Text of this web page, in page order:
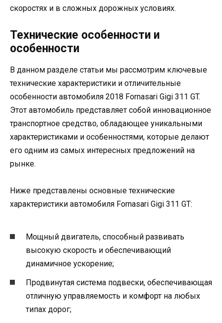
скоростях и в сложных дорожных условиях.
Технические особенности и
особенности
В данном разделе статьи мы рассмотрим ключевые
технические характеристики и отличительные
особенности автомобиля 2018 Fornasari Gigi 311 GT.
Этот автомобиль представляет собой инновационное
транспортное средство, обладающее уникальными
характеристиками и особенностями, которые делают
его одним из самых интересных предложений на
рынке.
Ниже представлены основные технические
характеристики автомобиля Fornasari Gigi 311 GT:
Мощный двигатель, способный развивать
высокую скорость и обеспечивающий
динамичное ускорение;
Продвинутая система подвески, обеспечивающая
отличную управляемость и комфорт на любых
типах дорог;